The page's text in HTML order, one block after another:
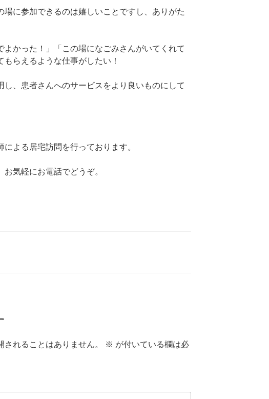
場に参加できるのは嬉しいことですし、ありがた
よかった！」「この場になごみさんがいてくれて
もらえるような仕事がしたい！
し、患者さんへのサービスをより良いものにして
による居宅訪問を行っております。
気軽にお電話でどうぞ。
されることはありません。 ※ が付いている欄は必